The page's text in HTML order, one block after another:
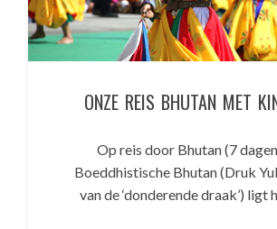
ONZE REIS BHUTAN MET
Op reis door Bhutan (7
Boeddhistische Bhutan (Druk
van de ‘donderende draak’) ligt